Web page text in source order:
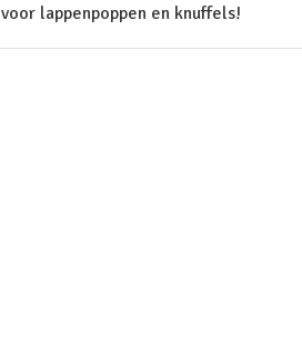
voor lappenpoppen en knuffels!